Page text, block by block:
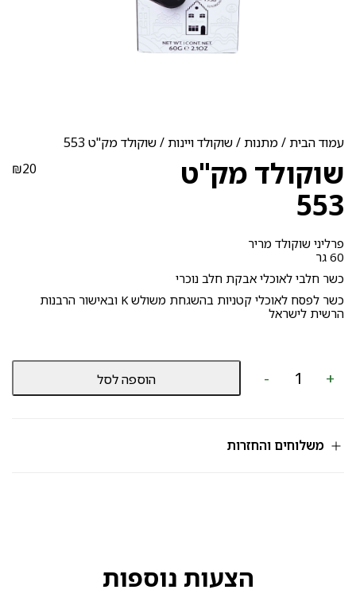
עמוד הבית /מתנות /שוקולד ויינות / שוקולד מק"ט 553
שוקולד מק"ט
553
₪20
פרליני שוקולד מריר
60 גר
כשר חלבי לאוכלי אבקת חלב נוכרי
כשר לפסח לאוכלי קטניות בהשגחת משולש K ובאישור הרבנות
הרשית לישראל
-
כמות
שוקולד
+ הוספה לסל
משלוחים והחזרות
הצעות נוספות